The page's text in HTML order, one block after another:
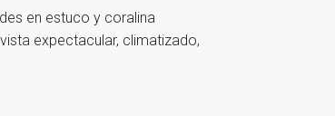
en estuco y coralina
expectacular, climatizado,